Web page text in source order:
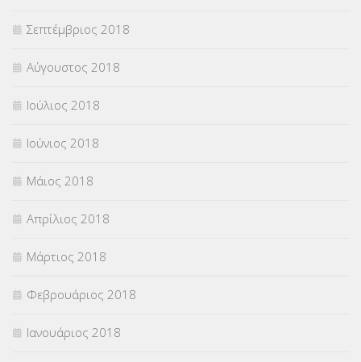
Σεπτέμβριος 2018
Αύγουστος 2018
Ιούλιος 2018
Ιούνιος 2018
Μάιος 2018
Απρίλιος 2018
Μάρτιος 2018
Φεβρουάριος 2018
Ιανουάριος 2018